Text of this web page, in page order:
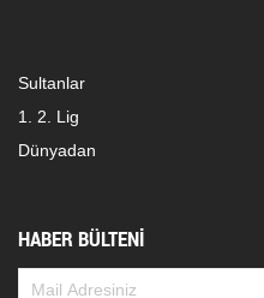
Sultanlar
1. 2. Lig
Dünyadan
HABER BÜLTENİ